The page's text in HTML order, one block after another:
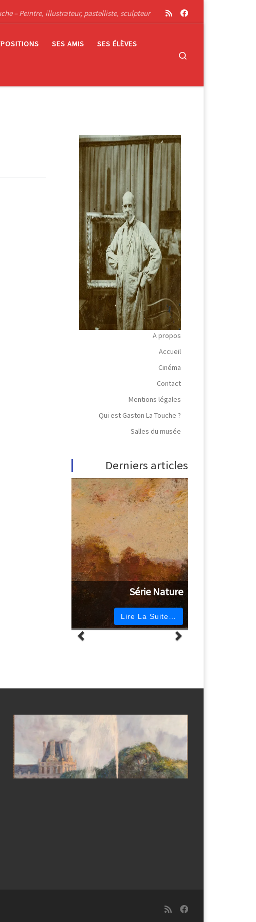
– Peintre, illustrateur, pastelliste, sculpteur
SES AMIS SES ÉLÈVES
A propos
Accueil
Cinéma
Contact
Mentions légales
Qui est Gaston La Touche ?
Salles du musée
Derniers articles
Série Nature
Lire La Suite…